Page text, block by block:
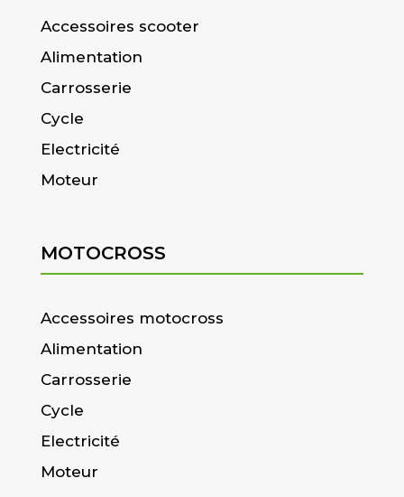
Accessoires scooter
Alimentation
Carrosserie
Cycle
Electricité
Moteur
MOTOCROSS
Accessoires motocross
Alimentation
Carrosserie
Cycle
Electricité
Moteur